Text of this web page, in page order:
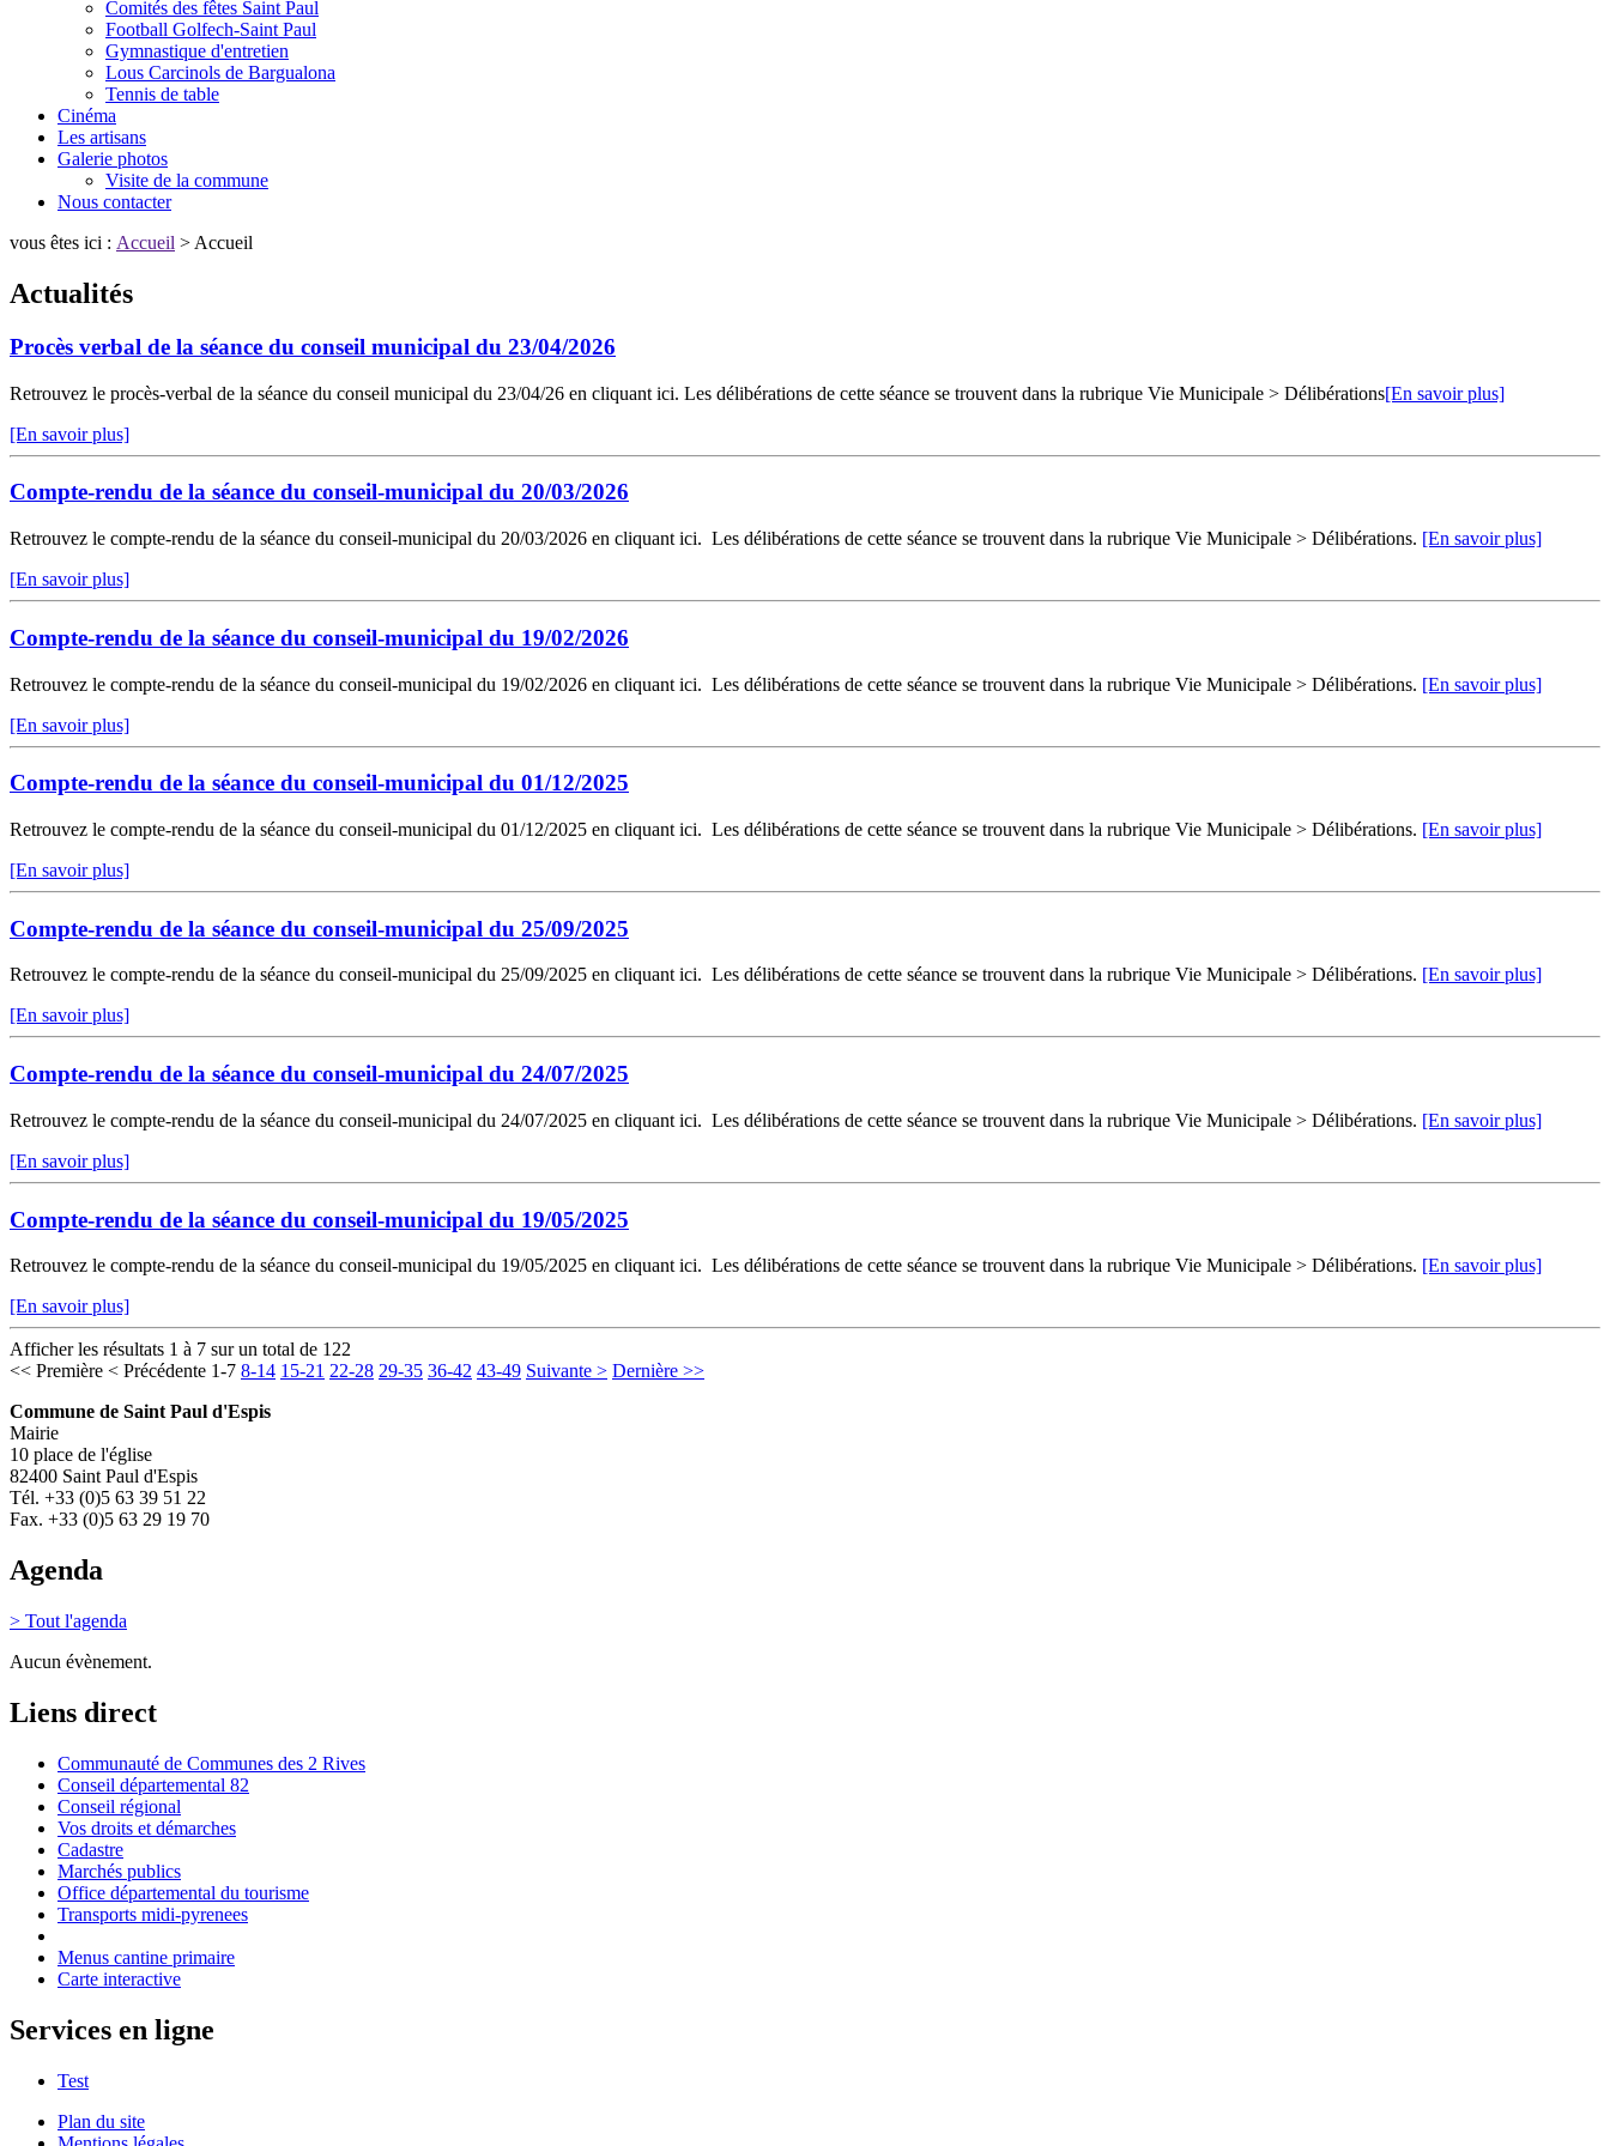
Comités des fêtes Saint Paul
Football Golfech-Saint Paul
Gymnastique d'entretien
Lous Carcinols de Bargualona
Tennis de table
Cinéma
Les artisans
Galerie photos
Visite de la commune
Nous contacter
vous êtes ici : Accueil > Accueil
Actualités
Procès verbal de la séance du conseil municipal du 23/04/2026
Retrouvez le procès-verbal de la séance du conseil municipal du 23/04/26 en cliquant ici. Les délibérations de cette séance se trouvent dans la rubrique Vie Municipale > Délibérations[En savoir plus]
[En savoir plus]
Compte-rendu de la séance du conseil-municipal du 20/03/2026
Retrouvez le compte-rendu de la séance du conseil-municipal du 20/03/2026 en cliquant ici. Les délibérations de cette séance se trouvent dans la rubrique Vie Municipale > Délibérations. [En savoir plus]
[En savoir plus]
Compte-rendu de la séance du conseil-municipal du 19/02/2026
Retrouvez le compte-rendu de la séance du conseil-municipal du 19/02/2026 en cliquant ici. Les délibérations de cette séance se trouvent dans la rubrique Vie Municipale > Délibérations. [En savoir plus]
[En savoir plus]
Compte-rendu de la séance du conseil-municipal du 01/12/2025
Retrouvez le compte-rendu de la séance du conseil-municipal du 01/12/2025 en cliquant ici. Les délibérations de cette séance se trouvent dans la rubrique Vie Municipale > Délibérations. [En savoir plus]
[En savoir plus]
Compte-rendu de la séance du conseil-municipal du 25/09/2025
Retrouvez le compte-rendu de la séance du conseil-municipal du 25/09/2025 en cliquant ici. Les délibérations de cette séance se trouvent dans la rubrique Vie Municipale > Délibérations. [En savoir plus]
[En savoir plus]
Compte-rendu de la séance du conseil-municipal du 24/07/2025
Retrouvez le compte-rendu de la séance du conseil-municipal du 24/07/2025 en cliquant ici. Les délibérations de cette séance se trouvent dans la rubrique Vie Municipale > Délibérations. [En savoir plus]
[En savoir plus]
Compte-rendu de la séance du conseil-municipal du 19/05/2025
Retrouvez le compte-rendu de la séance du conseil-municipal du 19/05/2025 en cliquant ici. Les délibérations de cette séance se trouvent dans la rubrique Vie Municipale > Délibérations. [En savoir plus]
[En savoir plus]
Afficher les résultats 1 à 7 sur un total de 122
<< Première < Précédente 1-7 8-14 15-21 22-28 29-35 36-42 43-49 Suivante > Dernière >>
Commune de Saint Paul d'Espis
Mairie
10 place de l'église
82400 Saint Paul d'Espis
Tél. +33 (0)5 63 39 51 22
Fax. +33 (0)5 63 29 19 70
Agenda
> Tout l'agenda
Aucun évènement.
Liens direct
Communauté de Communes des 2 Rives
Conseil départemental 82
Conseil régional
Vos droits et démarches
Cadastre
Marchés publics
Office départemental du tourisme
Transports midi-pyrenees
Menus cantine primaire
Carte interactive
Services en ligne
Test
Plan du site